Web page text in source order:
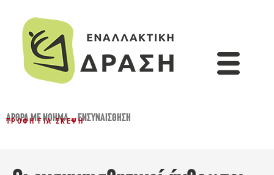
ΆΡΘΡΑ ΜΕ ΝΌΗΜΑ...,ΕΝΣΥΝΑΊΣΘΗΣΗ
ΤΡΟΦΉ ΓΙΑ ΣΚΈΨΗ